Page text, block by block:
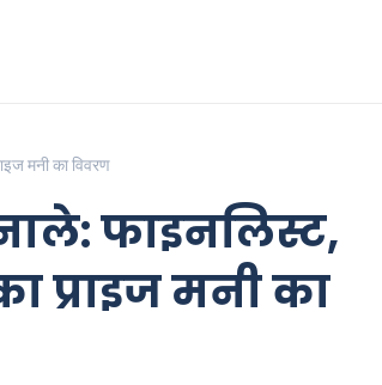
मनी का विवरण
फाइनलिस्ट,
प्राइज मनी का